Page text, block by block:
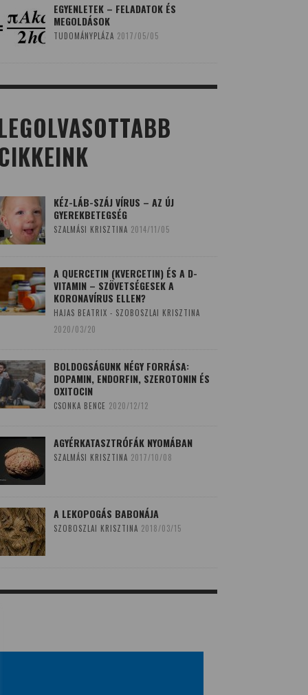
EGYENLETEK – FELADATOK ÉS
MEGOLDÁSOK
TUDOMÁNYPLÁZA 2017/05/05
KÉZ-LÁB-SZÁJ VÍRUS – AZ ÚJ
GYEREKBETEGSÉG
SZALMÁSI KRISZTINA 2014/11/05
A QUERCETIN (KVERCETIN) ÉS A D-
VITAMIN – SZÖVETSÉGESEK A
KORONAVÍRUS ELLEN?
HAJAS BEATRIX - SZOBOSZLAI KRISZTINA
2020/03/20
BOLDOGSÁGUNK NÉGY FORRÁSA:
DOPAMIN, ENDORFIN, SZEROTONIN ÉS
OXITOCIN
CSONKA BENCE 2020/12/12
AGYÉRKATASZTRÓFÁK NYOMÁBAN
SZALMÁSI KRISZTINA 2017/10/08
A LEKOPOGÁS BABONÁJA
SZOBOSZLAI KRISZTINA 2018/03/15